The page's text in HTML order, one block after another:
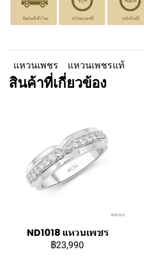
แหวนเพชร แหวนเพชรแท้
สินค้าที่เกี่ยวข้อง
ND1018 แหวนเพชร
฿23,990